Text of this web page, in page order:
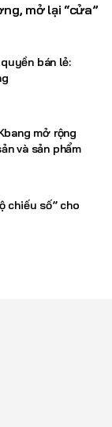
mở lại “cửa”
bán lẻ:
mở rộng
và sản phẩm
chiếu số” cho